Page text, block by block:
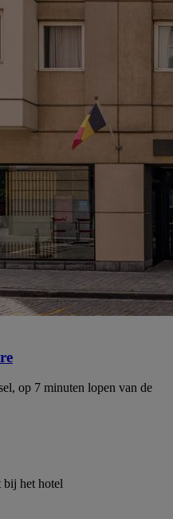
op 7 minuten lopen van de
bij het hotel